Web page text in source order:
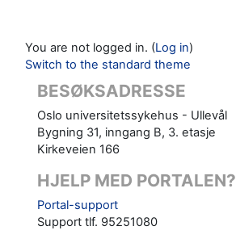
You are not logged in. (Log in)
Switch to the standard theme
BESØKSADRESSE
Oslo universitetssykehus - Ullevål
Bygning 31, inngang B, 3. etasje
Kirkeveien 166
HJELP MED PORTALEN?
Portal-support
Support tlf. 95251080